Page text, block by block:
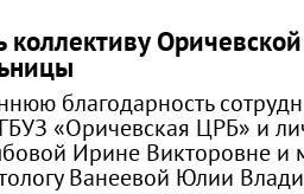
коллективу
благодарность
«Оричевская ЦРБ» и
Ирине Викторовне и
Ванеевой Юлии